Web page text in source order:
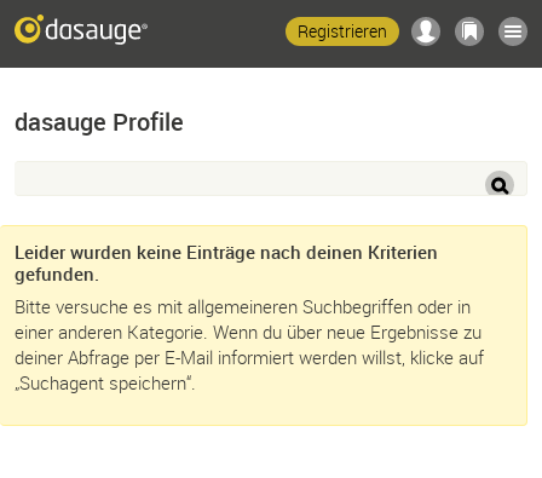
Registrieren
dasauge Profile
Leider wurden keine Einträge nach deinen Kriterien
gefunden.
Bitte versuche es mit allgemeineren Suchbegriffen oder in
einer anderen Kategorie. Wenn du über neue Ergebnisse zu
deiner Abfrage per E-Mail informiert werden willst, klicke auf
„Suchagent speichern“.